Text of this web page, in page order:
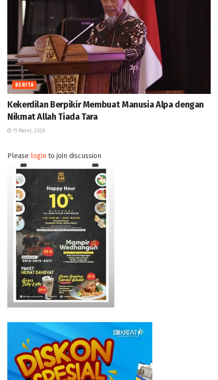
BERITA
Kekerdilan Berpikir Membuat Manusia Alpa dengan
Nikmat Allah Tiada Tara
11 Maret, 2026
Please login to join discussion